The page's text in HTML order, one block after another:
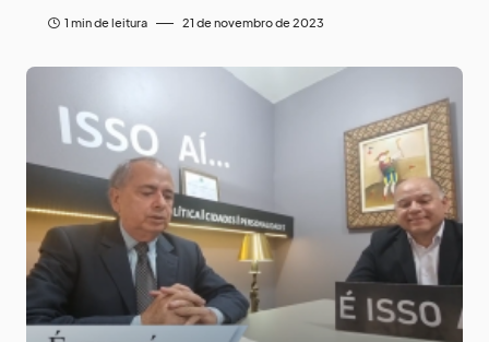
1 min de leitura 21 de novembro de 2023